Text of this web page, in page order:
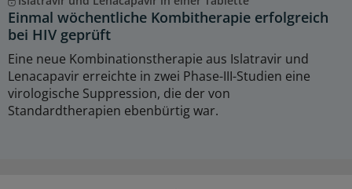
Einmal wöchentliche Kombitherapie erfolgreich
bei HIV geprüft
Eine neue Kombinationstherapie aus Islatravir und
Lenacapavir erreichte in zwei Phase-III-Studien eine
virologische Suppression, die der von
Standardtherapien ebenbürtig war.